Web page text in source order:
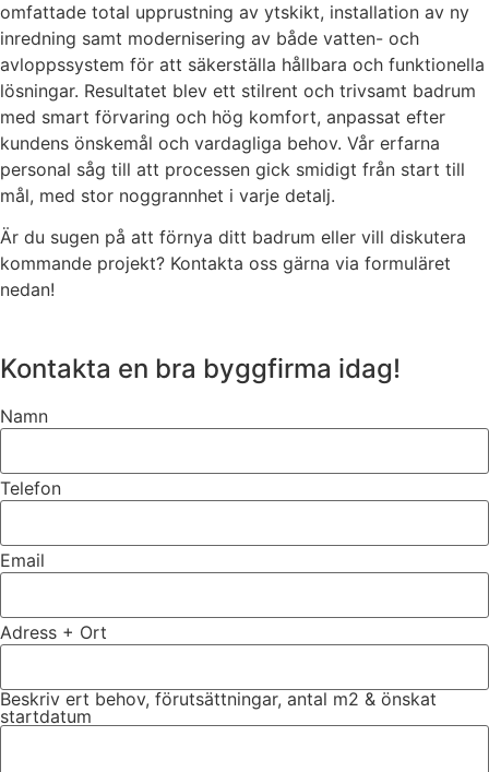
omfattade total upprustning av ytskikt, installation av ny
inredning samt modernisering av både vatten- och
avloppssystem för att säkerställa hållbara och funktionella
lösningar. Resultatet blev ett stilrent och trivsamt badrum
med smart förvaring och hög komfort, anpassat efter
kundens önskemål och vardagliga behov. Vår erfarna
personal såg till att processen gick smidigt från start till
mål, med stor noggrannhet i varje detalj.
Är du sugen på att förnya ditt badrum eller vill diskutera
kommande projekt? Kontakta oss gärna via formuläret
nedan!
Kontakta en bra byggfirma idag!
Namn
Telefon
Email
Adress + Ort
Beskriv ert behov, förutsättningar, antal m2 & önskat
startdatum